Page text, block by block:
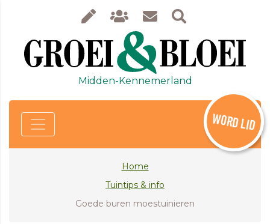
Midden-Kennemerland
WORD LID
Home
Tuintips & info
Goede buren moestuinieren